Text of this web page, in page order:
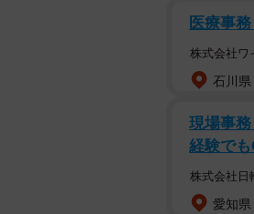
医療事
株式会社ワ
石川県
現場事
経験で
株式会社日
愛知県